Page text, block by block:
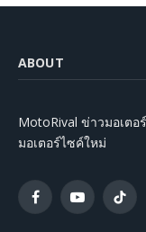
ABOUT
MotoRival ข่าวมอเตอ
มอเตอร์ไซค์ใหม่
FacebookYouTubeTikTok